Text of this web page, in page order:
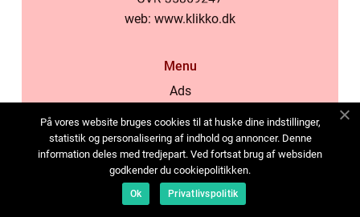
web: www.klikko.dk
Menu
Ads
Cookies
Contact
Sitemap
På vores website bruges cookies til at huske dine indstillinger,
statistik og personalisering af indhold og annoncer. Denne
information deles med tredjepart. Ved fortsat brug af websiden
godkender du cookiepolitikken.
Ok Privatlivspolitik